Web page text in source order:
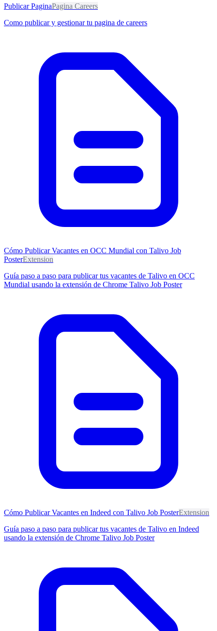
Publicar PaginaPagina Careers
Como publicar y gestionar tu pagina de careers
Cómo Publicar Vacantes en OCC Mundial con Talivo Job
PosterExtension
Guía paso a paso para publicar tus vacantes de Talivo en OCC
Mundial usando la extensión de Chrome Talivo Job Poster
Cómo Publicar Vacantes en Indeed con Talivo Job PosterExtension
Guía paso a paso para publicar tus vacantes de Talivo en Indeed
usando la extensión de Chrome Talivo Job Poster